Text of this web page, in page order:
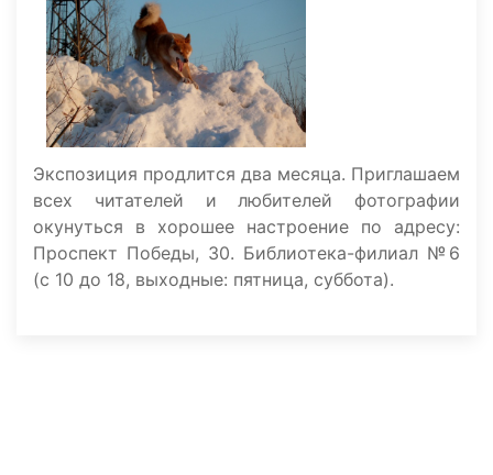
Экспозиция продлится два месяца. Приглашаем
всех читателей и любителей фотографии
окунуться в хорошее настроение по адресу:
Проспект Победы, 30. Библиотека-филиал №6
(с 10 до 18, выходные: пятница, суббота).